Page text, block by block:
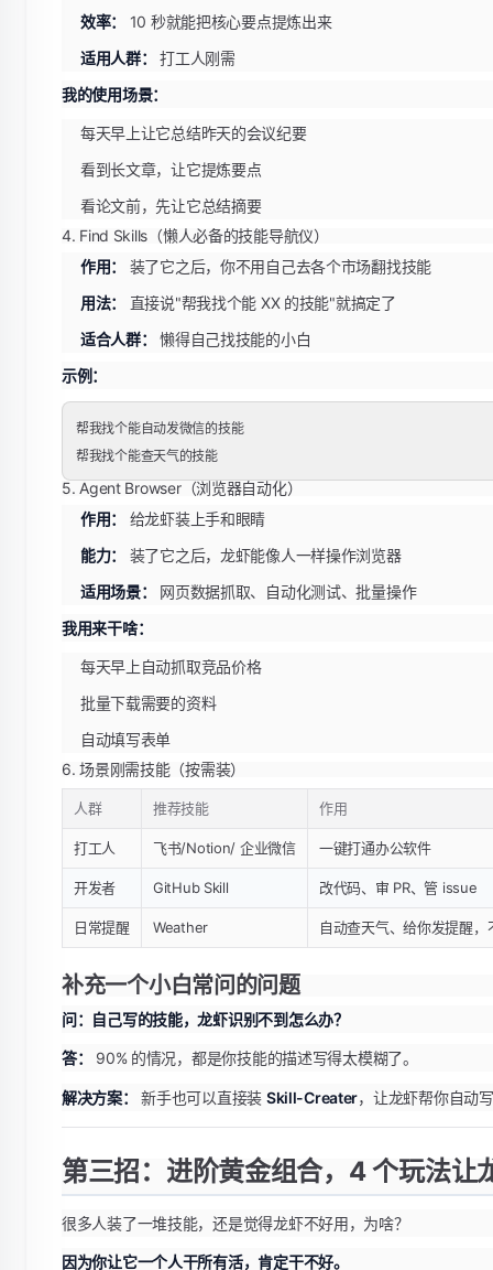
效率：
10 秒就能把核心要点提炼出来
适用人群：
打工人刚需
我的使用场景：
每天早上让它总结昨天的会议纪要
看到长文章，让它提炼要点
看论文前，先让它总结摘要
4. Find Skills（懒人必备的技能导航仪）
作用：
装了它之后，你不用自己去各个市场翻找技能
用法：
直接说"帮我找个能 XX 的技能"就搞定了
适合人群：
懒得自己找技能的小白
示例：
帮我找个能自动发微信的技能
帮我找个能查天气的技能
5. Agent Browser（浏览器自动化）
作用：
给龙虾装上手和眼睛
能力：
装了它之后，龙虾能像人一样操作浏览器
适用场景：
网页数据抓取、自动化测试、批量操作
我用来干啥：
每天早上自动抓取竞品价格
批量下载需要的资料
自动填写表单
6. 场景刚需技能（按需装）
人群 推荐技能 作用
打工人 飞书/Notion/ 企业微信 一键打通办公软件
开发者 GitHub Skill 改代码、审 PR、管 issue
日常提醒 Weather 自动查天气、给你发提醒，
补充一个小白常问的问题
问：自己写的技能，龙虾识别不到怎么办？
答： 90% 的情况，都是你技能的描述写得太模糊了。
解决方案： 新手也可以直接装 Skill-Creater，让龙虾帮你自动
第三招：进阶黄金组合，4 个玩法让
很多人装了一堆技能，还是觉得龙虾不好用，为啥？
因为你让它一个人干所有活，肯定干不好。